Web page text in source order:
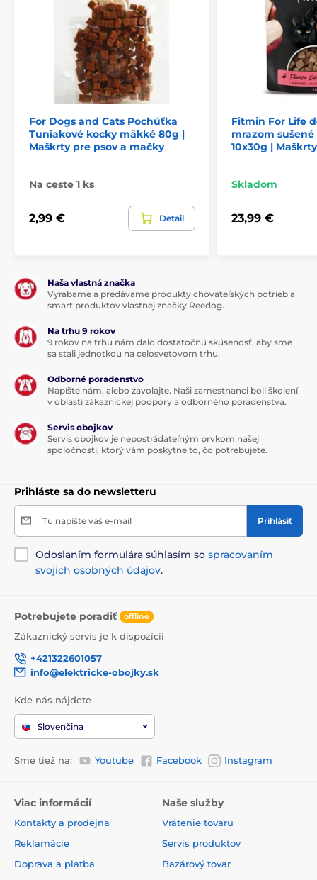
Maškrty Pamlsky a maškrty pre mačky
For Dogs and Cats Pochúťka
Tuniakové kocky mäkké 80g |
Maškrty pre psov a mačky
Na ceste 1 ks
2,99 € Detail
Fitmin For Life
mrazom
10x30g |
Skladom
23,99 €
Naša vlastná značka
Vyrábame a predávame produkty chovateľských potrieb a
smart produktov vlastnej značky Reedog.
Na trhu 9 rokov
9 rokov na trhu nám dalo dostatočnú skúsenosť, aby sme
sa stali jednotkou na celosvetovom trhu.
Odborné poradenstvo
Napíšte nám, alebo zavolajte. Naši zamestnanci boli školení
v oblasti zákazníckej podpory a odborného poradenstva.
Servis obojkov
Servis obojkov je nepostrádateľným prvkom našej
spoločnosti, ktorý vám poskytne to, čo potrebujete.
Prihláste sa do newsletteru
Tu napíšte váš e-mail Prihlásiť
Odoslaním formulára súhlasím so spracovaním
svojich osobných údajov.
Potrebujete poradiť offline
Zákaznický servis je k dispozícii
+421322601057
info@elektricke-obojky.sk
Kde nás nájdete
Slovenčina
Sme tiež na: Youtube Facebook Instagram
Viac informácií
Kontakty a prodejna
Reklamácie
Doprava a platba
Naše služby
Vrátenie tovaru
Servis produktov
Bazárový tovar